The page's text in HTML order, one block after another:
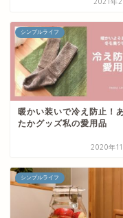
シンプルライフ
暖かい装いで冷え防止！
たかグッズ私の愛用品
2020年
シンプルライフ